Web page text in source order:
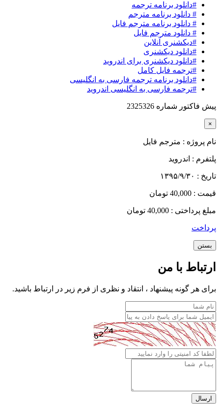
#دانلود برنامه ترجمه
# دانلود برنامه مترجم
# دانلود برنامه مترجم فایل
# دانلود مترجم فایل
#دیکشنری آنلاین
#دانلود دیکشنری
#دانلود دیکشنری برای اندروید
#ترجمه فایل کامل
#دانلود برنامه ترجمه فارسی به انگلیسی
#ترجمه فارسی به انگلیسی اندروید
پیش فاکتور شماره 2325326
×
نام پروژه : مترجم فایل
پلتفرم : اندروید
تاریخ :
قیمت :
مبلغ پرداختی :
پرداخت
بستن
ارتباط با من
برای هر گونه پیشنهاد ، انتقاد و نظری از فرم زیر در ارتباط باشید.